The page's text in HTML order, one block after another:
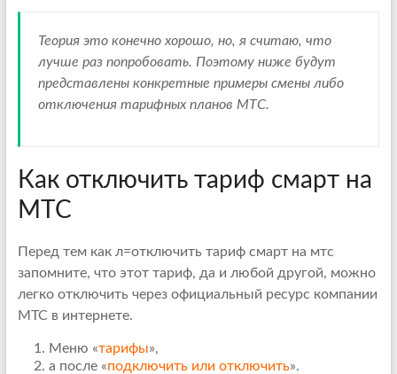
Теория это конечно хорошо, но, я считаю, что
лучше раз попробовать. Поэтому ниже будут
представлены конкретные примеры смены либо
отключения тарифных планов МТС.
Как отключить тариф смарт на
МТС
Перед тем как л=отключить тариф смарт на мтс
запомните, что этот тариф, да и любой другой, можно
легко отключить через официальный ресурс компании
МТС в интернете.
Меню «тарифы»,
а после «подключить или отключить».